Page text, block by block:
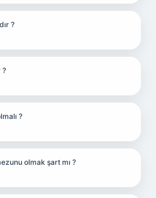
?
?
?
olmak şart mı ?